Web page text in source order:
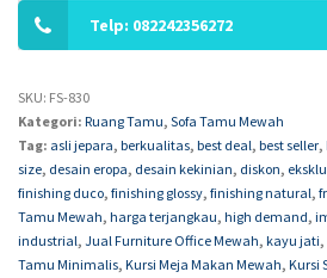
Telp: 082242356272
SKU: FS-830
Kategori: Ruang Tamu, Sofa Tamu Mewah
Tag: asli jepara, berkualitas, best deal, best seller,
size, desain eropa, desain kekinian, diskon,
finishing duco, finishing glossy, finishing natural,
Tamu Mewah, harga terjangkau, high demand,
industrial, Jual Furniture Office Mewah, kayu jati,
Tamu Minimalis, Kursi Meja Makan Mewah, Kursi